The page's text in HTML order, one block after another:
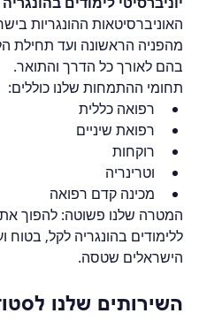
האוניברסיטאות ההונגריות
מהפניה הראשונה ועד תחילת
בהם לאורך כל הדרך והתואר.
תחומי ההתמחות שלנו כוללים:
רפואה כללית
רפואת שיניים
רוקחות
וטרינריה
מכינה קדם רפואה
המטרה שלנו פשוטה: להפוך
ללימודים בהונגריה לקל,
הישראלים שטסה.
השירותים שלנו